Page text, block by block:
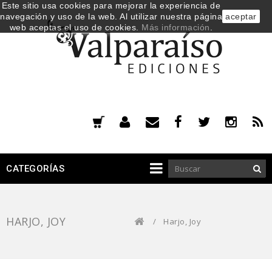
CATEGORÍAS
HARJO, JOY / Harjo, Joy
Este sitio usa cookies para mejorar la experiencia de
navegación y uso de la web. Al utilizar nuestra página
web aceptas el uso de cookies. Más información
aceptar